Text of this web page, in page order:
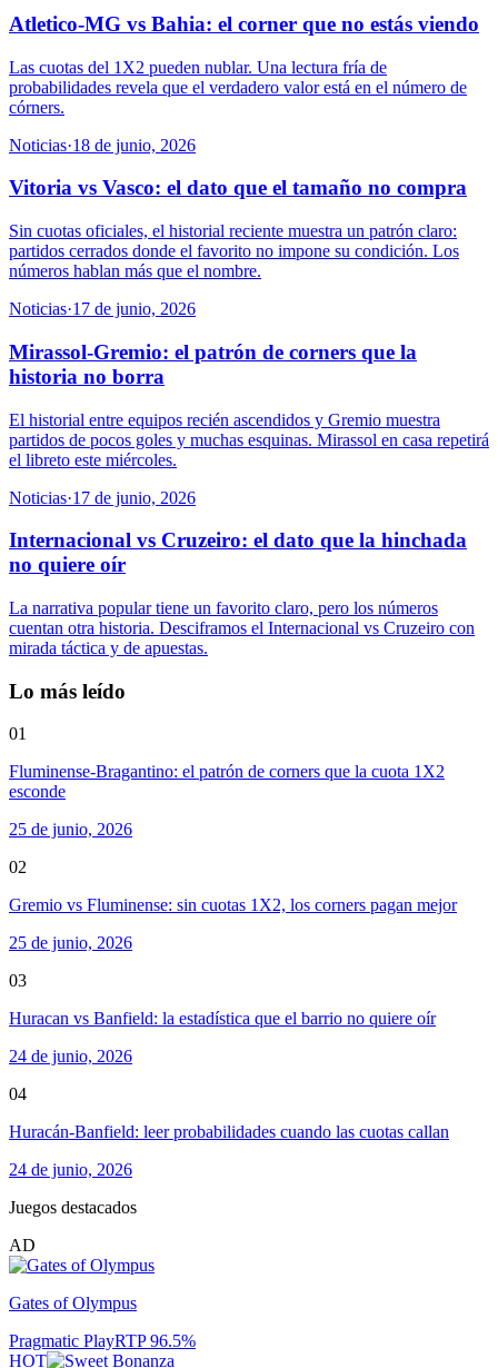
Atletico-MG vs Bahia: el corner que no estás viendo
Las cuotas del 1X2 pueden nublar. Una lectura fría de
probabilidades revela que el verdadero valor está en el número de
córners.
Noticias·18 de junio, 2026
Vitoria vs Vasco: el dato que el tamaño no compra
Sin cuotas oficiales, el historial reciente muestra un patrón claro:
partidos cerrados donde el favorito no impone su condición. Los
números hablan más que el nombre.
Noticias·17 de junio, 2026
Mirassol-Gremio: el patrón de corners que la
historia no borra
El historial entre equipos recién ascendidos y Gremio muestra
partidos de pocos goles y muchas esquinas. Mirassol en casa repetirá
el libreto este miércoles.
Noticias·17 de junio, 2026
Internacional vs Cruzeiro: el dato que la hinchada
no quiere oír
La narrativa popular tiene un favorito claro, pero los números
cuentan otra historia. Desciframos el Internacional vs Cruzeiro con
mirada táctica y de apuestas.
Lo más leído
01
Fluminense-Bragantino: el patrón de corners que la cuota 1X2
esconde
25 de junio, 2026
02
Gremio vs Fluminense: sin cuotas 1X2, los corners pagan mejor
25 de junio, 2026
03
Huracan vs Banfield: la estadística que el barrio no quiere oír
24 de junio, 2026
04
Huracán-Banfield: leer probabilidades cuando las cuotas callan
24 de junio, 2026
Juegos destacados
AD
Gates of Olympus
Pragmatic PlayRTP96.5%
HOT